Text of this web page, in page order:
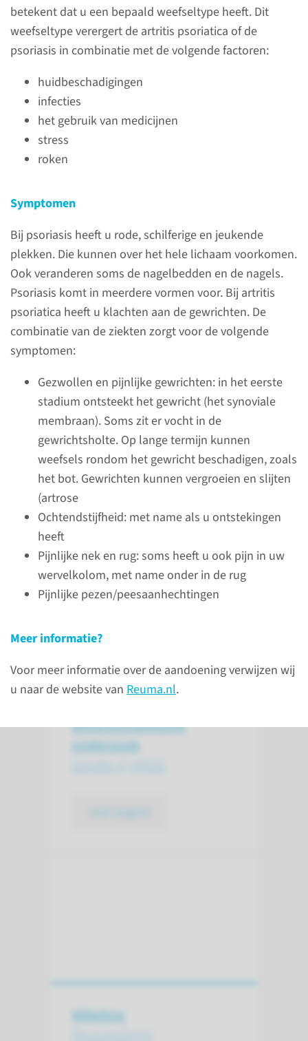
betekent dat u een bepaald weefseltype heeft. Dit
weefseltype verergert de artritis psoriatica of de
psoriasis in combinatie met de volgende factoren:
huidbeschadigingen
infecties
het gebruik van medicijnen
stress
roken
Symptomen
Bij psoriasis heeft u rode, schilferige en jeukende
plekken. Die kunnen over het hele lichaam voorkomen.
Ook veranderen soms de nagelbedden en de nagels.
Psoriasis komt in meerdere vormen voor. Bij artritis
psoriatica heeft u klachten aan de gewrichten. De
combinatie van de ziekten zorgt voor de volgende
symptomen:
Gezwollen en pijnlijke gewrichten: in het eerste
stadium ontsteekt het gewricht (het synoviale
membraan). Soms zit er vocht in de
gewrichtsholte. Op lange termijn kunnen
weefsels rondom het gewricht beschadigen, zoals
het bot. Gewrichten kunnen vergroeien en slijten
(artrose
Ochtendstijfheid: met name als u ontstekingen
heeft
Pijnlijke nek en rug: soms heeft u ook pijn in uw
wervelkolom, met name onder in de rug
Pijnlijke pezen/peesaanhechtingen
Meer informatie?
Voor meer informatie over de aandoening verwijzen wij
u naar de website van Reuma.nl.
Contact
Afdeling Reumatologie
Voor patiënten zijn wij van
maandag t/m vrijdag
bereikbaar van 8.00-12.00 uur
maandag t/m vrijdag
024-361 45 80
Behandelingen
wat kunnen we doen?
genezen. Wel kunnen we
gewrichtsschade voorkomen
en door medicijnen de klachten
verminderen. Deze medicijnen
hebben niet alleen effect op uw
gewrichten, maar ook op uw
huid. Bij de medicamenteuze
behandeling maken wij gebruik
middelen, pijnstillers en
afweerremmende
medicamenten.
naar reuma.nl
Wetenschap­pelijk
onderzoek
Afdeling